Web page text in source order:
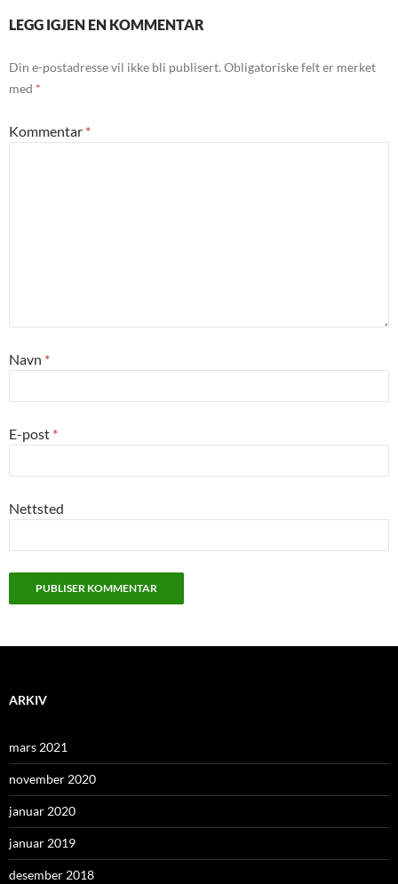
LEGG IGJEN EN KOMMENTAR
Din e-postadresse vil ikke bli publisert. Obligatoriske felt er merket
med *
Kommentar *
Navn *
E-post *
Nettsted
ARKIV
mars 2021
november 2020
januar 2020
januar 2019
desember 2018